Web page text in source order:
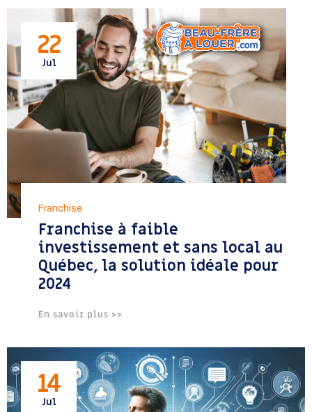
22
Jul
Franchise
Franchise à faible
investissement et sans local au
Québec, la solution idéale pour
2024
En savoir plus >>
14
Jul